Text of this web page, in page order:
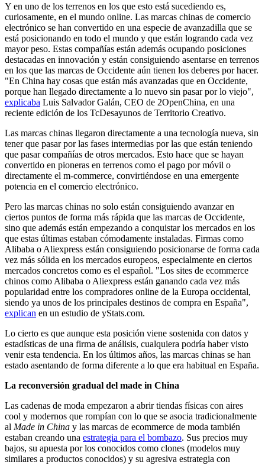
Y en uno de los terrenos en los que esto está sucediendo es,
curiosamente, en el mundo online. Las marcas chinas de comercio
electrónico se han convertido en una especie de avanzadilla que se
está posicionando en todo el mundo y que están logrando cada vez
mayor peso. Estas compañías están además ocupando posiciones
destacadas en innovación y están consiguiendo asentarse en terrenos
en los que las marcas de Occidente aún tienen los deberes por hacer.
"En China hay cosas que están más avanzadas que en Occidente,
porque han llegado directamente a lo nuevo sin pasar por lo viejo",
explicaba Luis Salvador Galán, CEO de 2OpenChina, en una
reciente edición de los TcDesayunos de Territorio Creativo.
Las marcas chinas llegaron directamente a una tecnología nueva, sin
tener que pasar por las fases intermedias por las que están teniendo
que pasar compañías de otros mercados. Esto hace que se hayan
convertido en pioneras en terrenos como el pago por móvil o
directamente el m-commerce, convirtiéndose en una emergente
potencia en el comercio electrónico.
Pero las marcas chinas no solo están consiguiendo avanzar en
ciertos puntos de forma más rápida que las marcas de Occidente,
sino que además están empezando a conquistar los mercados en los
que estas últimas estaban cómodamente instaladas. Firmas como
Alibaba o Aliexpress están consiguiendo posicionarse de forma cada
vez más sólida en los mercados europeos, especialmente en ciertos
mercados concretos como es el español. "Los sites de ecommerce
chinos como Alibaba o Aliexpress están ganando cada vez más
popularidad entre los compradores online de la Europa occidental,
siendo ya unos de los principales destinos de compra en España",
explican en un estudio de yStats.com.
Lo cierto es que aunque esta posición viene sostenida con datos y
estadísticas de una firma de análisis, cualquiera podría haber visto
venir esta tendencia. En los últimos años, las marcas chinas se han
estado asentando de forma diferente a lo que era habitual en España.
La reconversión gradual del made in China
Las cadenas de moda empezaron a abrir tiendas físicas con aires
cool y modernos que rompían con lo que se asocia tradicionalmente
al Made in China y las marcas de ecommerce de moda también
estaban creando una estrategia para el bombazo. Sus precios muy
bajos, su apuesta por los conocidos como clones (modelos muy
similares a productos conocidos) y su agresiva estrategia con